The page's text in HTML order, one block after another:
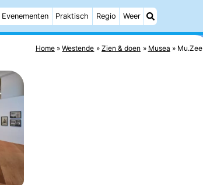
Evenementen Praktisch Regio Weer
Home Westende Zien & doen Musea Mu.Zee